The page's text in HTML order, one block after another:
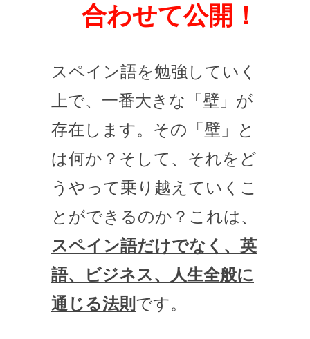
合わせて公開！
スペイン語を勉強していく
上で、一番大きな「壁」が
存在します。その「壁」と
は何か？そして、それをど
うやって乗り越えていくこ
とができるのか？これは、
スペイン語だけでなく、英
語、ビジネス、人生全般に
通じる法則 です。